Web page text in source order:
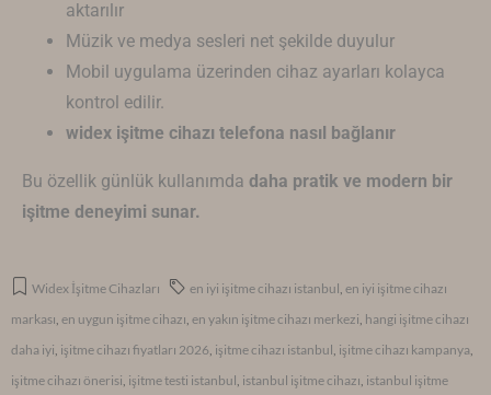
aktarılır
Müzik ve medya sesleri net şekilde duyulur
Mobil uygulama üzerinden cihaz ayarları kolayca
kontrol edilir.
widex işitme cihazı telefona nasıl bağlanır
Bu özellik günlük kullanımda daha pratik ve modern bir
işitme deneyimi sunar.
Widex İşitme Cihazları en iyi işitme cihazı istanbul en iyi işitme cihazı
markası en uygun işitme cihazı en yakın işitme cihazı merkezi hangi işitme cihazı
daha iyi işitme cihazı fiyatları 2026 işitme cihazı istanbul işitme cihazı kampanya
işitme cihazı önerisi işitme testi istanbul istanbul işitme cihazı istanbul işitme